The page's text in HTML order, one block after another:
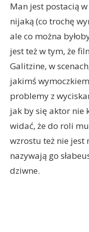
Man jest postacią
nijaką (co trochę
ale co można
jest też w tym, że
Galitzine, w
jakimś
problemy z
jak by się aktor nie
widać, że do roli
wzrostu też nie jest
nazywają go
dziwne.